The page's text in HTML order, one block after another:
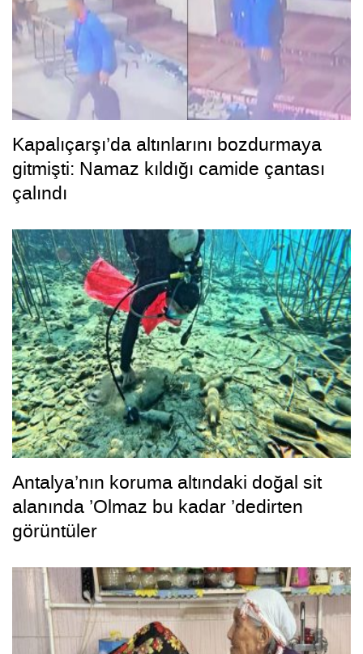
Kapalıçarşı’da altınlarını bozdurmaya
gitmişti: Namaz kıldığı camide çantası
çalındı
Antalya’nın koruma altındaki doğal sit
alanında ’Olmaz bu kadar ’dedirten
görüntüler